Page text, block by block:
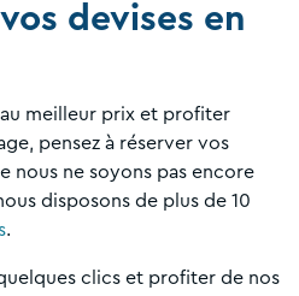
devises en
meilleur prix et profiter
pensez à réserver vos
nous ne soyons pas encore
disposons de plus de 10
.
clics et profiter de nos